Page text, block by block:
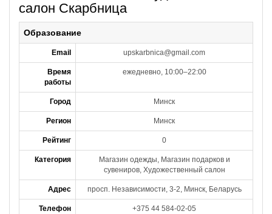
салон Скарбница
Образование
Email upskarbnica@gmail.com
Время
работы
ежедневно, 10:00–22:00
Город Минск
Регион Минск
Рейтинг 0
Категория
Магазин одежды, Магазин подарков и
сувениров, Художественный салон
Адрес просп. Независимости, 3-2, Минск, Беларусь
Телефон +375 44 584-02-05